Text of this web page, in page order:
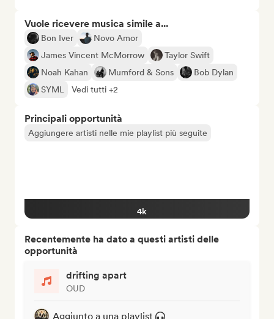
Vuole ricevere musica simile a...
Bon Iver
Novo Amor
James Vincent McMorrow
Taylor Swift
Noah Kahan
Mumford & Sons
Bob Dylan
SYML
Vedi tutti +2
Principali opportunità
Aggiungere artisti nelle mie playlist più seguite
4k
Recentemente ha dato a questi artisti delle
opportunità
drifting apart
OUD
Aggiunto a una playlist